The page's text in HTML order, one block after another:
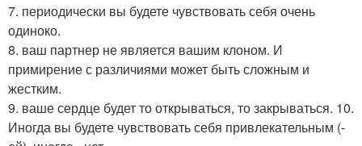
7. периодически вы будете чувствовать себя очень
одиноко.
8. ваш партнер не является вашим клоном. И
примирение с различиями может быть сложным и
жестким.
9. ваше сердце будет то открываться, то закрываться. 10.
Иногда вы будете чувствовать себя привлекательным (-